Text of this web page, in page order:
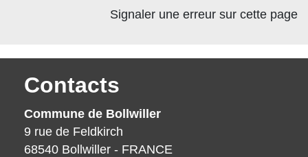
Signaler une erreur sur cette page
Contacts
Commune de Bollwiller
9 rue de Feldkirch
68540 Bollwiller - FRANCE